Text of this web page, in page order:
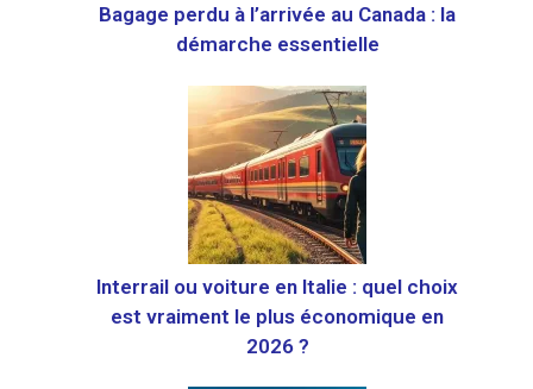
Bagage perdu à l’arrivée au Canada : la
démarche essentielle
Interrail ou voiture en Italie : quel choix
est vraiment le plus économique en
2026 ?